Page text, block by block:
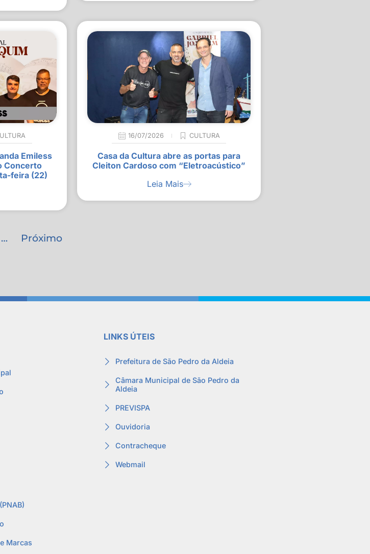
Emiless
Concerto
feira (22)
16/07/2026 CULTURA
Casa da Cultura abre as portas para
Cleiton Cardoso com “Eletroacústico”
Leia Mais
… Próximo
Marcas
LINKS ÚTEIS
Prefeitura de São Pedro da Aldeia
Câmara Municipal de São Pedro da
Aldeia
PREVISPA
Ouvidoria
Contracheque
Webmail